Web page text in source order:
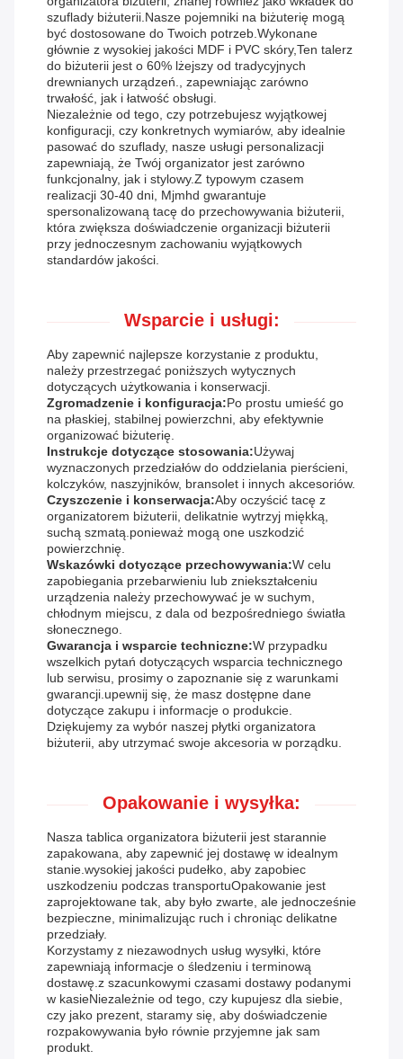
szuflady biżuterii.Nasze pojemniki na biżuterię mogą
być dostosowane do Twoich potrzeb.Wykonane
głównie z wysokiej jakości MDF i PVC skóry,Ten talerz
do biżuterii jest o 60% lżejszy od tradycyjnych
drewnianych urządzeń., zapewniając zarówno
trwałość, jak i łatwość obsługi.
Niezależnie od tego, czy potrzebujesz wyjątkowej
konfiguracji, czy konkretnych wymiarów, aby idealnie
pasować do szuflady, nasze usługi personalizacji
zapewniają, że Twój organizator jest zarówno
funkcjonalny, jak i stylowy.Z typowym czasem
realizacji 30-40 dni, Mjmhd gwarantuje
spersonalizowaną tacę do przechowywania biżuterii,
która zwiększa doświadczenie organizacji biżuterii
przy jednoczesnym zachowaniu wyjątkowych
standardów jakości.
Wsparcie i usługi:
Aby zapewnić najlepsze korzystanie z produktu,
należy przestrzegać poniższych wytycznych
dotyczących użytkowania i konserwacji.
Zgromadzenie i konfiguracja:Po prostu umieść go
na płaskiej, stabilnej powierzchni, aby efektywnie
organizować biżuterię.
Instrukcje dotyczące stosowania:Używaj
wyznaczonych przedziałów do oddzielania pierścieni,
kolczyków, naszyjników, bransolet i innych akcesoriów.
Czyszczenie i konserwacja:Aby oczyścić tacę z
organizatorem biżuterii, delikatnie wytrzyj miękką,
suchą szmatą.ponieważ mogą one uszkodzić
powierzchnię.
Wskazówki dotyczące przechowywania:W celu
zapobiegania przebarwieniu lub zniekształceniu
urządzenia należy przechowywać je w suchym,
chłodnym miejscu, z dala od bezpośredniego światła
słonecznego.
Gwarancja i wsparcie techniczne:W przypadku
wszelkich pytań dotyczących wsparcia technicznego
lub serwisu, prosimy o zapoznanie się z warunkami
gwarancji.upewnij się, że masz dostępne dane
dotyczące zakupu i informacje o produkcie.
Dziękujemy za wybór naszej płytki organizatora
biżuterii, aby utrzymać swoje akcesoria w porządku.
Opakowanie i wysyłka:
Nasza tablica organizatora biżuterii jest starannie
zapakowana, aby zapewnić jej dostawę w idealnym
stanie.wysokiej jakości pudełko, aby zapobiec
uszkodzeniu podczas transportuOpakowanie jest
zaprojektowane tak, aby było zwarte, ale jednocześnie
bezpieczne, minimalizując ruch i chroniąc delikatne
przedziały.
Korzystamy z niezawodnych usług wysyłki, które
zapewniają informacje o śledzeniu i terminową
dostawę.z szacunkowymi czasami dostawy podanymi
w kasieNiezależnie od tego, czy kupujesz dla siebie,
czy jako prezent, staramy się, aby doświadczenie
rozpakowywania było równie przyjemne jak sam
produkt.